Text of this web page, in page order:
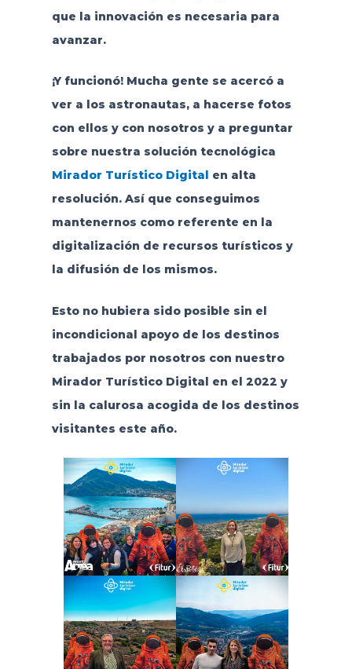
que la innovación es necesaria para
avanzar.
¡Y funcionó! Mucha gente se acercó a
ver a los astronautas, a hacerse fotos
con ellos y con nosotros y a preguntar
sobre nuestra solución tecnológica
Mirador Turístico Digital
en alta
resolución. Así que conseguimos
mantenernos como referente en la
digitalización de recursos turísticos y
la difusión de los mismos.
Esto no hubiera sido posible sin el
incondicional apoyo de los destinos
trabajados por nosotros con nuestro
Mirador Turístico Digital en el 2022 y
sin la calurosa acogida de los destinos
visitantes este año.